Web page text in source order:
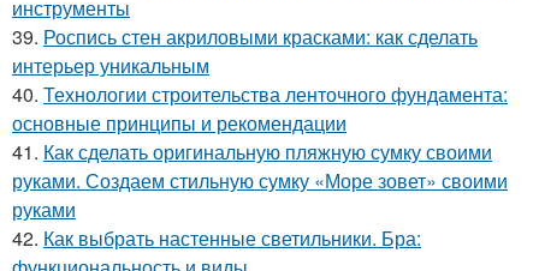
инструменты
39. Роспись стен акриловыми красками: как сделать
интерьер уникальным
40. Технологии строительства ленточного фундамента:
основные принципы и рекомендации
41. Как сделать оригинальную пляжную сумку своими
руками. Создаем стильную сумку «Море зовет» своими
руками
42. Как выбрать настенные светильники. Бра: